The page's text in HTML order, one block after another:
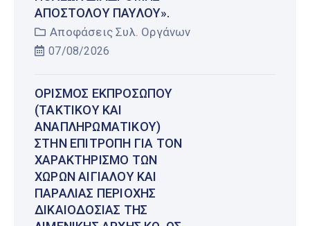
ΑΠΟΣΤΌΛΟΥ ΠΑΎΛΟΥ».
Αποφάσεις Συλ. Οργάνων
07/08/2026
ΟΡΙΣΜΌΣ ΕΚΠΡΟΣΏΠΟΥ
(ΤΑΚΤΙΚΟΎ ΚΑΙ
ΑΝΑΠΛΗΡΩΜΑΤΙΚΟΎ)
ΣΤΗΝ ΕΠΙΤΡΟΠΉ ΓΙΑ ΤΟΝ
ΧΑΡΑΚΤΗΡΙΣΜΌ ΤΩΝ
ΧΏΡΩΝ ΑΙΓΙΑΛΟΎ ΚΑΙ
ΠΑΡΑΛΊΑΣ ΠΕΡΙΟΧΉΣ
ΔΙΚΑΙΟΔΟΣΊΑΣ ΤΗΣ